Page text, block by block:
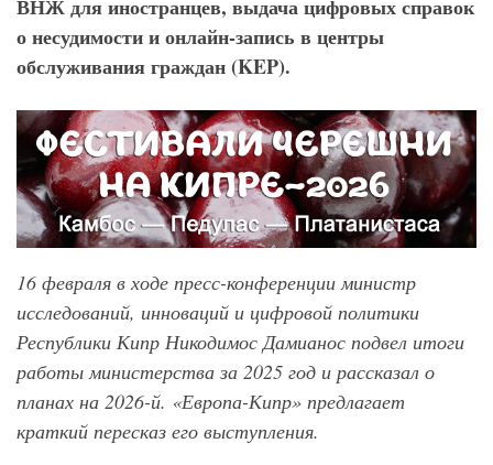
ВНЖ для иностранцев, выдача цифровых справок
о несудимости и онлайн-запись в центры
обслуживания граждан (KEP).
16 февраля в ходе пресс-конференции министр
исследований, инноваций и цифровой политики
Республики Кипр Никодимос Дамианос подвел итоги
работы министерства за 2025 год и рассказал о
планах на 2026-й. «Европа-Кипр» предлагает
краткий пересказ его выступления.